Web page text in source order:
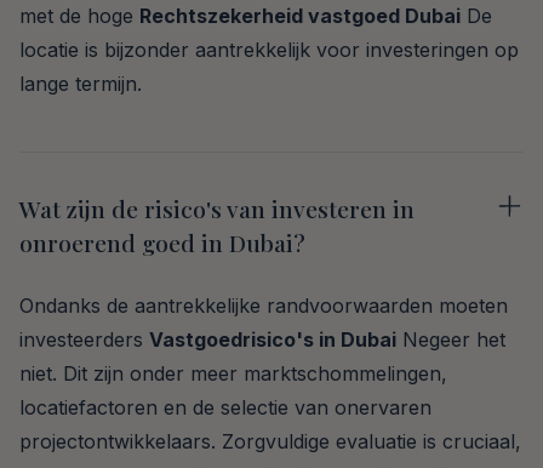
met de hoge Rechtszekerheid vastgoed Dubai De
locatie is bijzonder aantrekkelijk voor investeringen op
lange termijn.
Wat zijn de risico's van investeren in
onroerend goed in Dubai?
Ondanks de aantrekkelijke randvoorwaarden moeten
investeerders Vastgoedrisico's in Dubai Negeer het
niet. Dit zijn onder meer marktschommelingen,
locatiefactoren en de selectie van onervaren
projectontwikkelaars. Zorgvuldige evaluatie is cruciaal,